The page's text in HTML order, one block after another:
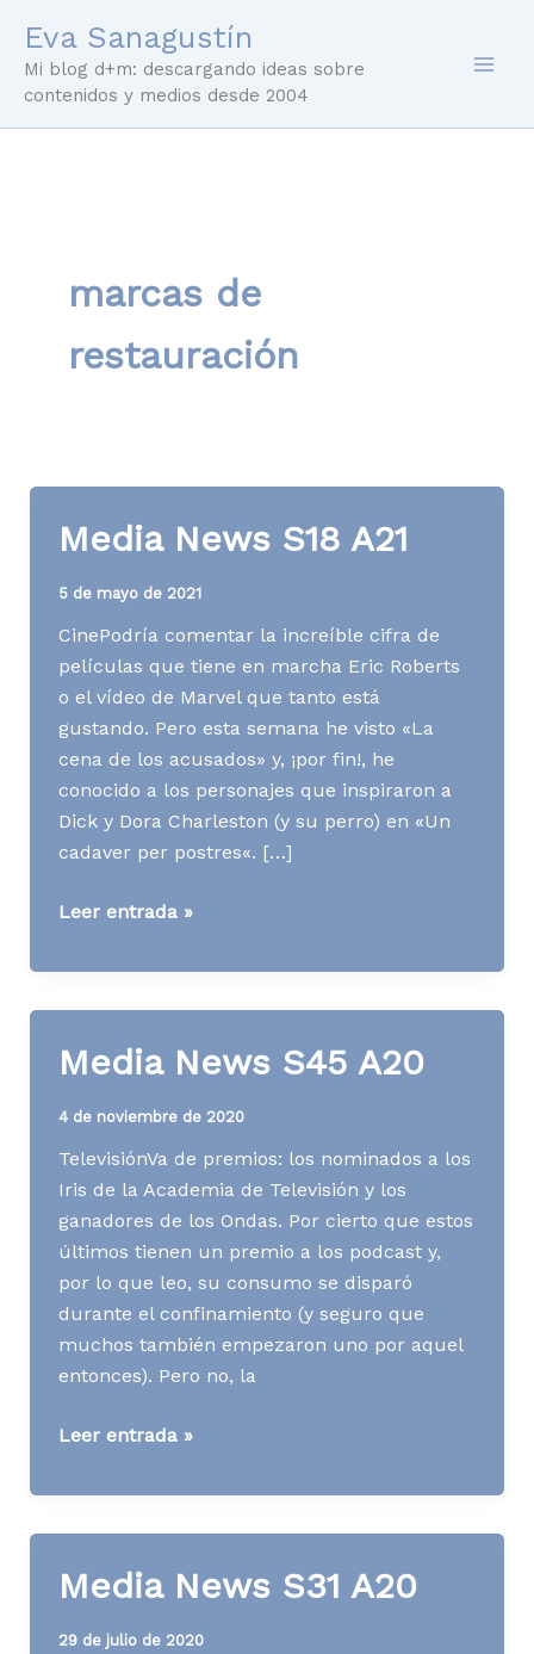
contenido
Eva Sanagustín
Mi blog d+m: descargando ideas sobre
contenidos y medios desde 2004
marcas de
restauración
Media News S18 A21
5 de mayo de 2021
CinePodría comentar la increíble cifra de
películas que tiene en marcha Eric Roberts
o el vídeo de Marvel que tanto está
gustando. Pero esta semana he visto «La
cena de los acusados» y, ¡por fin!, he
conocido a los personajes que inspiraron a
Dick y Dora Charleston (y su perro) en «Un
cadaver per postres«. […]
Media
S18
Leer entrada »
Media News S45 A20
4 de noviembre de 2020
TelevisiónVa de premios: los nominados a los
Iris de la Academia de Televisión y los
ganadores de los Ondas. Por cierto que estos
últimos tienen un premio a los podcast y,
por lo que leo, su consumo se disparó
durante el confinamiento (y seguro que
muchos también empezaron uno por aquel
entonces). Pero no, la
Media
S45
Leer entrada »
Media News S31 A20
29 de julio de 2020